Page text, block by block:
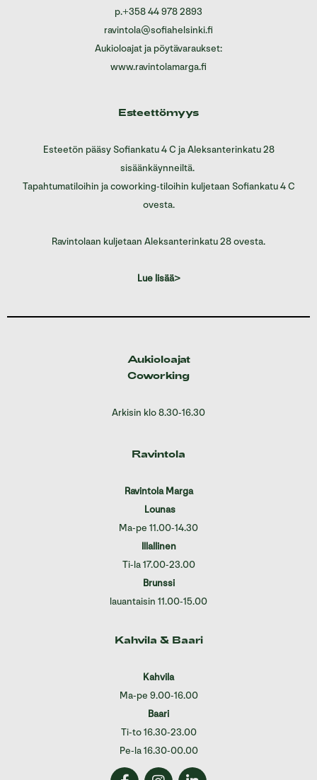
p.+358 44 978 2893
ravintola@sofiahelsinki.fi
Aukioloajat ja pöytävaraukset:
www.ravintolamarga.fi
Esteettömyys
Esteetön pääsy Sofiankatu 4 C ja Aleksanterinkatu 28
sisäänkäynneiltä.
Tapahtumatiloihin ja coworking-tiloihin kuljetaan Sofiankatu 4 C
ovesta.
Ravintolaan kuljetaan Aleksanterinkatu 28 ovesta.
Lue lisää>
Aukioloajat
Coworking
Arkisin klo 8.30-16.30
Ravintola
Ravintola Marga
Lounas
Ma-pe 11.00-14.30
Illallinen
Ti-la 17.00-23.00
Brunssi
lauantaisin 11.00-15.00
Kahvila & Baari
Kahvila
Ma-pe 9.00-16.00
Baari
Ti-to 16.30-23.00
Pe-la 16.30-00.00